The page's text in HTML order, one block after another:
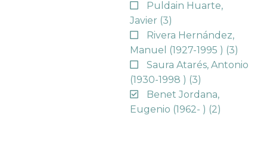
Puldain Huarte,
Javier (3)
Rivera Hernández,
Manuel (1927-1995 ) (3)
Saura Atarés, Antonio
(1930-1998 ) (3)
Benet Jordana,
Eugenio (1962- ) (2)